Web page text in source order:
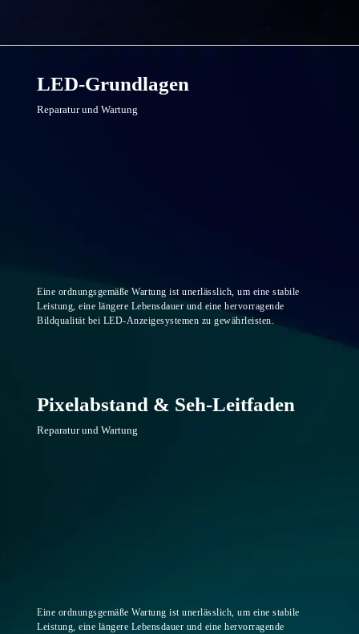
LED-Grundlagen
Reparatur und Wartung
Eine ordnungsgemäße Wartung ist unerlässlich, um eine stabile
Leistung, eine längere Lebensdauer und eine hervorragende
Bildqualität bei LED-Anzeigesystemen zu gewährleisten.
Pixelabstand & Seh-Leitfaden
Reparatur und Wartung
Eine ordnungsgemäße Wartung ist unerlässlich, um eine stabile
Leistung, eine längere Lebensdauer und eine hervorragende